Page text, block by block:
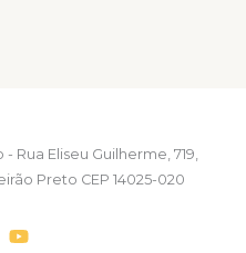
Rua Eliseu Guilherme, 719,
Preto CEP 14025-020